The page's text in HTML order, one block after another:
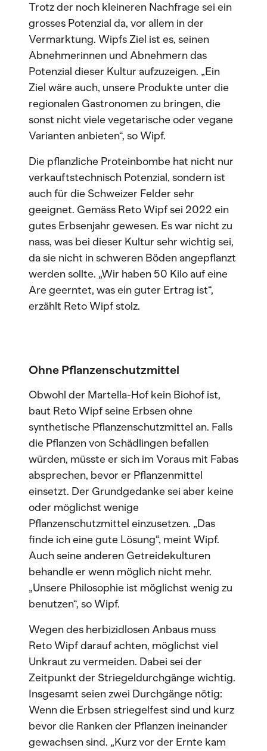
Trotz der noch kleineren Nachfrage sei ein
grosses Potenzial da, vor allem in der
Vermarktung. Wipfs Ziel ist es, seinen
Abnehmerinnen und Abnehmern das
Potenzial dieser Kultur aufzuzeigen. „Ein
Ziel wäre auch, unsere Produkte unter die
regionalen Gastronomen zu bringen, die
sonst nicht viele vegetarische oder vegane
Varianten anbieten“, so Wipf.
Die pflanzliche Proteinbombe hat nicht nur
verkauftstechnisch Potenzial, sondern ist
auch für die Schweizer Felder sehr
geeignet. Gemäss Reto Wipf sei 2022 ein
gutes Erbsenjahr gewesen. Es war nicht zu
nass, was bei dieser Kultur sehr wichtig sei,
da sie nicht in schweren Böden angepflanzt
werden sollte. „Wir haben 50 Kilo auf eine
Are geerntet, was ein guter Ertrag ist“,
erzählt Reto Wipf stolz.
Ohne Pflanzenschutzmittel
Obwohl der Martella-Hof kein Biohof ist,
baut Reto Wipf seine Erbsen ohne
synthetische Pflanzenschutzmittel an. Falls
die Pflanzen von Schädlingen befallen
würden, müsste er sich im Voraus mit Fabas
absprechen, bevor er Pflanzenmittel
einsetzt. Der Grundgedanke sei aber keine
oder möglichst wenige
Pflanzenschutzmittel einzusetzen. „Das
finde ich eine gute Lösung“, meint Wipf.
Auch seine anderen Getreidekulturen
behandle er wenn möglich nicht mehr.
„Unsere Philosophie ist möglichst wenig zu
benutzen“, so Wipf.
Wegen des herbizidlosen Anbaus muss
Reto Wipf darauf achten, möglichst viel
Unkraut zu vermeiden. Dabei sei der
Zeitpunkt der Striegeldurchgänge wichtig.
Insgesamt seien zwei Durchgänge nötig:
Wenn die Erbsen striegelfest sind und kurz
bevor die Ranken der Pflanzen ineinander
gewachsen sind. „Kurz vor der Ernte kam